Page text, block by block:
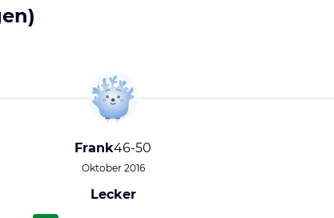
Frank46-50
Oktober 2016
Lecker